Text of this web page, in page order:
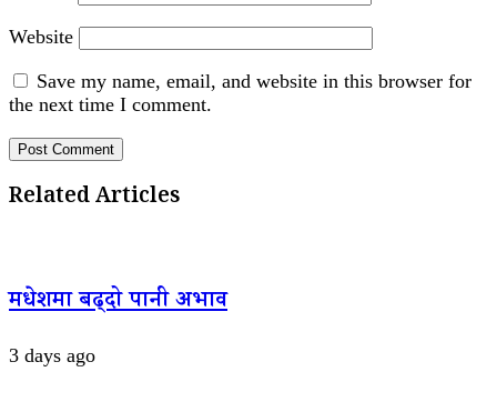
Website
Save my name, email, and website in this browser for
the next time I comment.
Related Articles
मधेशमा बढ्दो पानी अभाव
3 days ago